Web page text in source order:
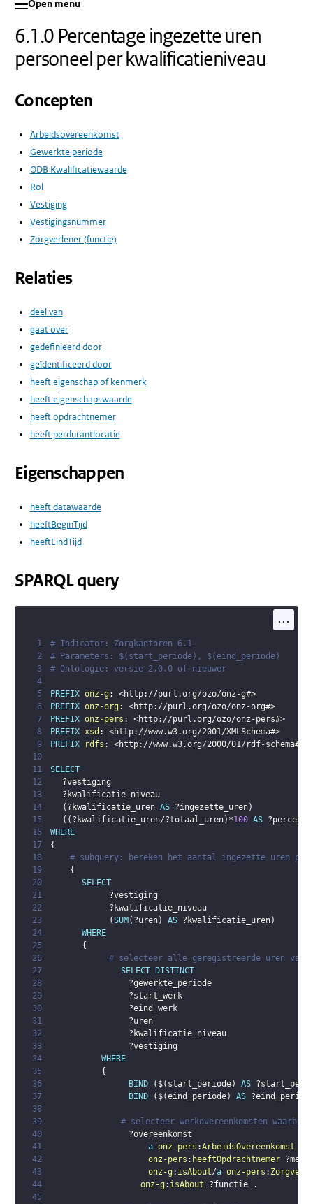
Open menu
6.1.0 Percentage ingezette uren
personeel per kwalificatieniveau
Concepten
Arbeidsovereenkomst
Gewerkte periode
ODB Kwalificatiewaarde
Rol
Vestiging
Vestigingsnummer
Zorgverlener (functie)
Relaties
deel van
gaat over
gedefinieerd door
geïdentificeerd door
heeft eigenschap of kenmerk
heeft eigenschapswaarde
heeft opdrachtnemer
heeft perdurantlocatie
Eigenschappen
heeft datawaarde
heeftBeginTijd
heeftEindTijd
SPARQL query
...
1
# Indicator: Zorgkantoren 6.1
2
# Parameters: $(start_periode), $(eind_periode)
3
# Ontologie: versie 2.0.0 of nieuwer
4
5
PREFIX onz-g : <http://purl.org/ozo/onz-g#>
6
PREFIX onz-org : <http://purl.org/ozo/onz-org#>
7
PREFIX onz-pers : <http://purl.org/ozo/onz-pers#>
8
PREFIX xsd : <http://www.w3.org/2001/XMLSchema#>
9
PREFIX rdfs : <http://www.w3.org/2000/01/rdf-schema#
10
11
SELECT
12
?vestiging
13
?kwalificatie_niveau
14
( ?kwalificatie_uren AS ?ingezette_uren)
15
( ( ?kwalificatie_uren/?totaal_uren) *100 AS
16
WHERE
17
{
18
# subquery: bereken het aantal ingezette uren
19
{
20
SELECT
21
?vestiging
22
?kwalificatie_niveau
23
(SUM ( ?uren) AS ?kwalificatie_uren)
24
WHERE
25
{
26
# selecteer alle geregistreerde uren van
27
SELECT
DISTINCT
28
?gewerkte_periode
29
?start_werk
30
?eind_werk
31
?uren
32
?kwalificatie_niveau
33
?vestiging
34
WHERE
35
{
36
BIND ( $( start_periode) AS
37
BIND ( $(eind_periode) AS
38
39
# selecteer werkovereenkomsten
40
?overeenkomst
41
a onz-pers :ArbeidsOvereenkomst
42
onz-pers : heeftOpdrachtnemer
43
onz-g : isAbout/a onz-pers :
44
onz-g : isAbout ?functie
.
45